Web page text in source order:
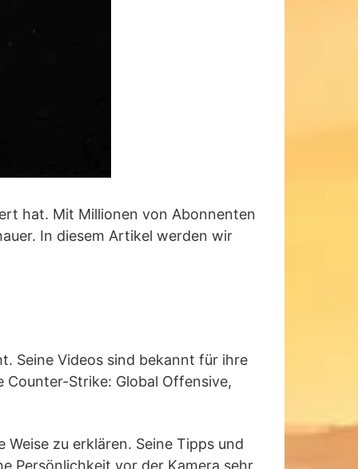
hat. Mit Millionen von Abonnenten
In diesem Artikel werden wir
Seine Videos sind bekannt für ihre
Strike: Global Offensive,
zu erklären. Seine Tipps und
Persönlichkeit vor der Kamera sehr